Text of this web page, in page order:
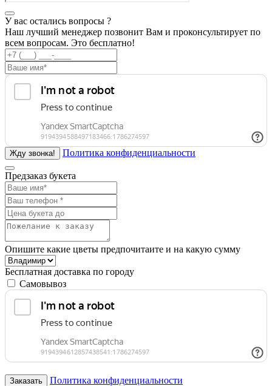
У вас остались вопросы ?
Наш лучший менеджер позвонит Вам и проконсультирует по
всем вопросам. Это бесплатно!
Политика конфиденциальности
Предзаказ букета
Опишите какие цветы предпочитаите и на какую сумму
Бесплатная доставка по городу
Самовывоз
Политика конфиденциальности